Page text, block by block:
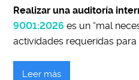
Realizar una auditoría
9001:2026 es un “mal
actividades requeridas
Leer más